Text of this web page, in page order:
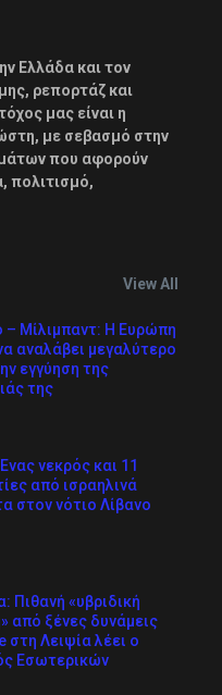
Ελλάδα και τον
ρεπορτάζ και
μας είναι η
με σεβασμό στην
που αφορούν
πολιτισμό,
View All
– Μίλιμπαντ: Η Ευρώπη
αναλάβει μεγαλύτερο
εγγύηση της
της
νεκρός και 11
από ισραηλινά
στον νότιο Λίβανο
Πιθανή «υβριδική
από ξένες δυνάμεις
στη Λειψία λέει ο
Εσωτερικών